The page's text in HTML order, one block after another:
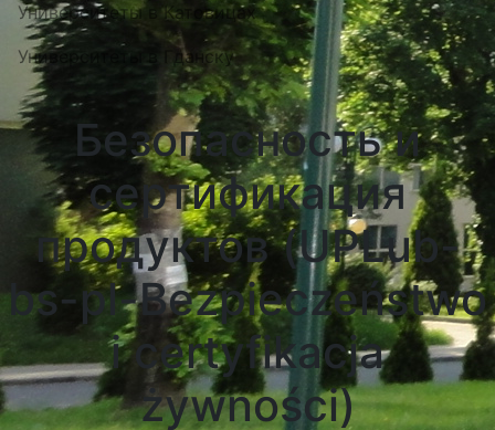
Университеты в Катовицах
Университеты в Гданску
Безопасность и
сертификация
продуктов (UPLub-
bs-pl-Bezpieczeństwo
i certyfikacja
żywności)